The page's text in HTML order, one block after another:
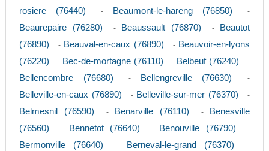
rosiere (76440)
- Beaumont-le-hareng (76850) -
Beaurepaire (76280) - Beaussault (76870) -
Beautot
(76890)
- Beauval-en-caux (76890) - Beauvoir-en-lyons
(76220)
- Bec-de-mortagne (76110) - Belbeuf (76240) -
Bellencombre (76680) - Bellengreville (76630) -
Belleville-en-caux (76890) - Belleville-sur-mer (76370) -
Belmesnil (76590) - Benarville (76110) -
Benesville
(76560)
- Bennetot (76640) - Benouville (76790) -
Bermonville (76640) - Berneval-le-grand (76370) -